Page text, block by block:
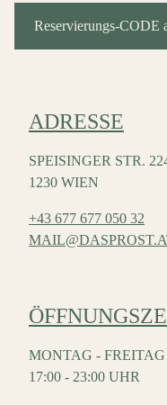
Reservierungs-CODE
ADRESSE
SPEISINGER STR.
1230 WIEN
+43 677 677 050 32
MONTAG - FREITAG
17:00 - 23:00 UHR